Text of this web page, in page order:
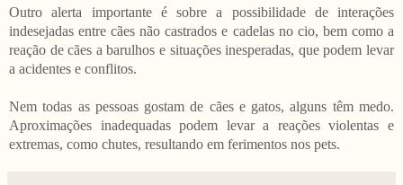
Outro alerta importante é sobre a possibilidade de interações
indesejadas entre cães não castrados e cadelas no cio, bem como a
reação de cães a barulhos e situações inesperadas, que podem levar
a acidentes e conflitos.
Nem todas as pessoas gostam de cães e gatos, alguns têm medo.
Aproximações inadequadas podem levar a reações violentas e
extremas, como chutes, resultando em ferimentos nos pets.